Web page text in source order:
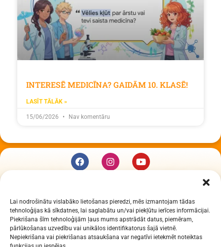
Lai nodrošinātu vislabāko lietošanas pieredzi, mēs izmantojam tādas
tehnoloģijas kā sīkdatnes, lai saglabātu un/vai piekļūtu ierīces informācijai.
Piekrišana šīm tehnoloģijām ļaus mums apstrādāt datus, piemēram,
pārlūkošanas uzvedību vai unikālos identifikatorus šajā vietnē.
Nepiekrišana vai piekrišanas atsaukšana var negatīvi ietekmēt noteiktas
INTERESĒ MEDICĪNA? GAIDĀM 10. KLASĒ!
LASĪT TĀLĀK »
15/06/2026 Nav komentāru
Daugavpils Zinātņu vidusskola
Raiņa iela 30, Daugavpils, LV-5401
Reģ. Nr. 2713903513 (IZM)
Daugavpils valstspilsētas pašvaldība 90000077325